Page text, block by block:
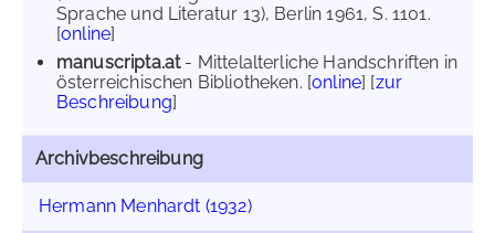
Sprache und Literatur 13), Berlin 1961, S. 1101.
[online]
manuscripta.at- Mittelalterliche Handschriften in
österreichischen Bibliotheken. [online] [zur
Beschreibung]
Archivbeschreibung
Hermann Menhardt (1932)